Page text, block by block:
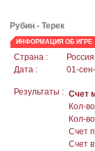
Рубин - Терек
ИНФОРМАЦИЯ ОБ ИГРЕ
Страна :
Россия
Дата :
01-
Результаты : Счет
Кол-
Кол-
Счет
Счет